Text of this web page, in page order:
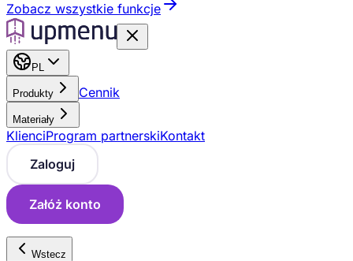
Zobacz wszystkie funkcje
PL
Produkty Cennik
Materiały
KlienciProgram partnerskiKontakt
Zaloguj
Załóż konto
Wstecz